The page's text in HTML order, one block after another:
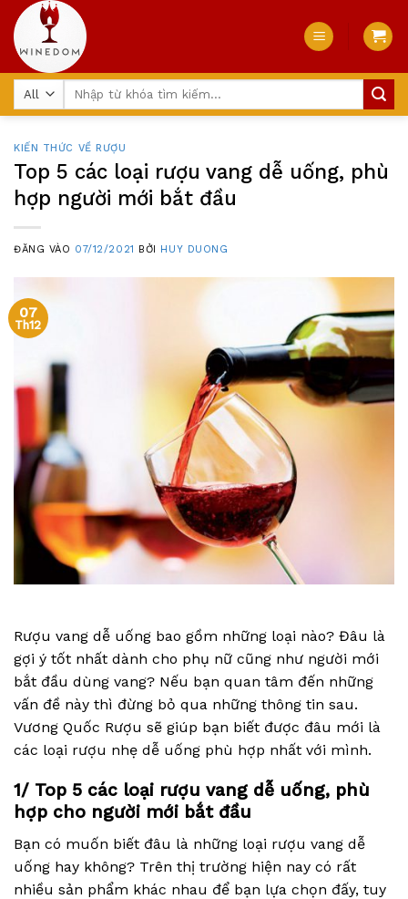
Skip
content
KIẾN THỨC VỀ RƯỢU
Top 5 các loại rượu vang dễ uống, phù
hợp người mới bắt đầu
ĐĂNG VÀO 07/12/2021 BỞI HUY DUONG
07
Th12
Rượu vang dễ uống bao gồm những loại nào? Đâu là
gợi ý tốt nhất dành cho phụ nữ cũng như người mới
bắt đầu dùng vang? Nếu bạn quan tâm đến những
vấn đề này thì đừng bỏ qua những thông tin sau.
Vương Quốc Rượu sẽ giúp bạn biết được đâu mới là
các loại rượu nhẹ dễ uống phù hợp nhất với mình.
1/ Top 5 các loại rượu vang dễ uống, phù
hợp cho người mới bắt đầu
Bạn có muốn biết đâu là những loại rượu vang dễ
uống hay không? Trên thị trường hiện nay có rất
nhiều sản phẩm khác nhau để bạn lựa chọn đấy, tuy